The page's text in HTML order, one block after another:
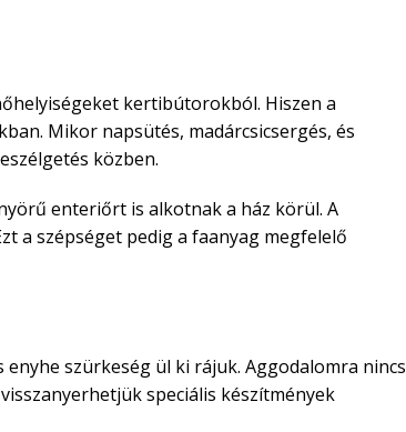
kertibútorokból. Hiszen a
Mikor napsütés, madárcsicsergés, és
közben.
enteriőrt is alkotnak a ház körül. A
a szépséget pedig a faanyag megfelelő
szürkeség ül ki rájuk. Aggodalomra nincs
speciális készítmények